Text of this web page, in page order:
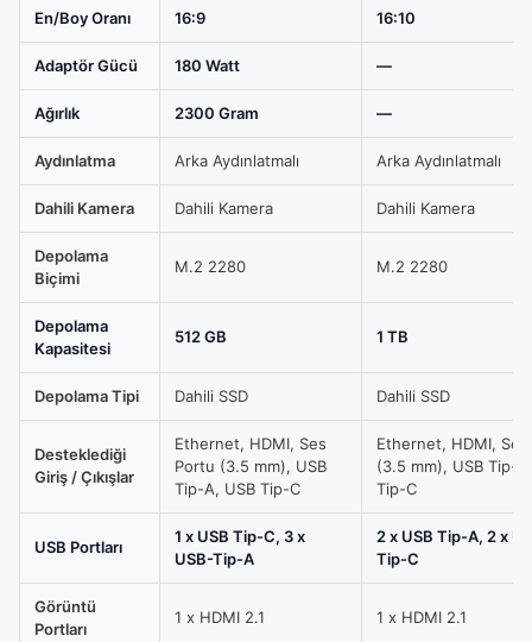
En/Boy Oranı 16:9 16:10
Adaptör Gücü 180 Watt —
Ağırlık 2300 Gram —
Aydınlatma Arka Aydınlatmalı Arka Aydınlatmalı
Dahili Kamera Dahili Kamera Dahili Kamera
Depolama
Biçimi
M.2 2280 M.2 2280
Depolama
Kapasitesi
512 GB 1 TB
Depolama Tipi Dahili SSD Dahili SSD
Desteklediği
Giriş / Çıkışlar
Ethernet, HDMI, Ses
Portu (3.5 mm), USB
Tip-A, USB Tip-C
Ethernet, HDMI,
(3.5 mm), USB Tip-
Tip-C
USB Portları
1 x USB Tip-C, 3 x
USB-Tip-A
2 x USB Tip-A, 2 x
Tip-C
Görüntü
Portları
1 x HDMI 2.1 1 x HDMI 2.1